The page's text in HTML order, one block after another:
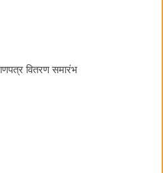
वितरण समारंभ